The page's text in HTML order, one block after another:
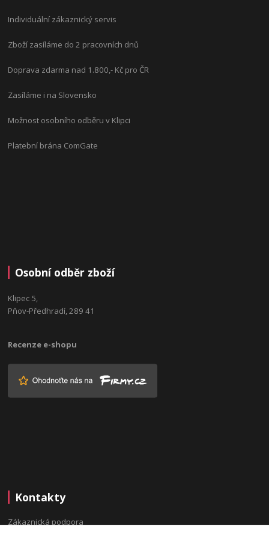
Individuální zákaznický servis
Zboží zasíláme do 2 pracovních dnů
Doprava zdarma nad 1.800,- Kč pro ČR
Zasíláme i na Slovensko
Možnost osobního odběru v Klipci
Platební brána ComGate
Osobní odběr zboží
Klipec 5,
Pňov-Předhradí, 289 41
Recenze e-shopu
Kontakty
Zákaznická podpora